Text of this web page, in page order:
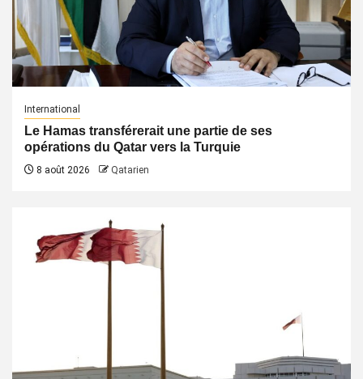
International
Le Hamas transférerait une partie de ses
opérations du Qatar vers la Turquie
8 août 2026 Qatarien